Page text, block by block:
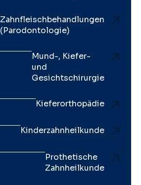
Zahnfleischbehandlungen
(Parodontologie)
Mund-, Kiefer-
und
Gesichtschirurgie
Kieferorthopädie
Kinderzahnheilkunde
Prothetische
Zahnheilkunde